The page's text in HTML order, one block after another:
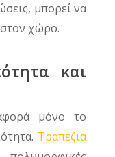
μπορεί να
χώρο.
και
μόνο το
Τραπέζια